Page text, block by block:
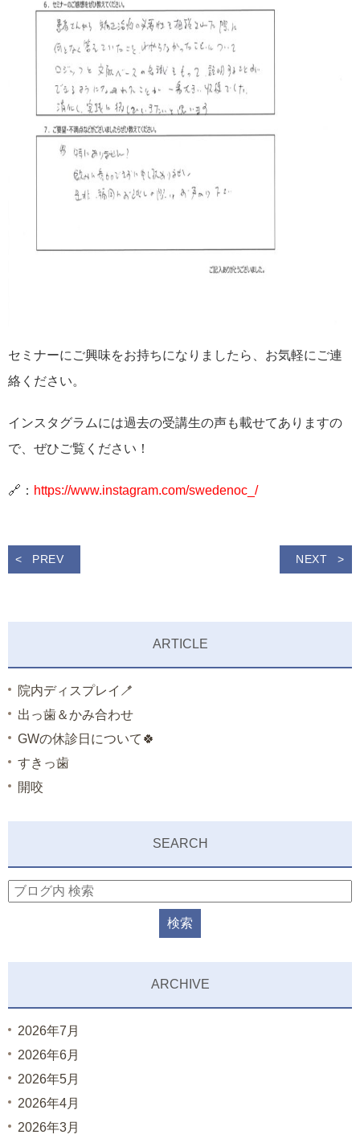
セミナーにご興味をお持ちになりましたら、お気軽にご連
絡ください。
インスタグラムには過去の受講生の声も載せてありますの
で、ぜひご覧ください！
🔗： https://www.instagram.com/swedenoc_/
PREV NEXT
ARTICLE
院内ディスプレイ🪥
出っ歯＆かみ合わせ
GWの休診日について🍀
すきっ歯
開咬
SEARCH
ARCHIVE
2026年7月
2026年6月
2026年5月
2026年4月
2026年3月